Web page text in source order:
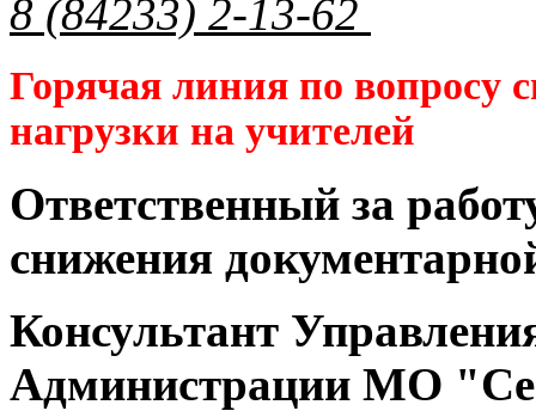
8 (84233) 2-13-62
Горячая линия по вопросу
нагрузки на учителей
Ответственный за
снижения
Консультант
Администрации МО